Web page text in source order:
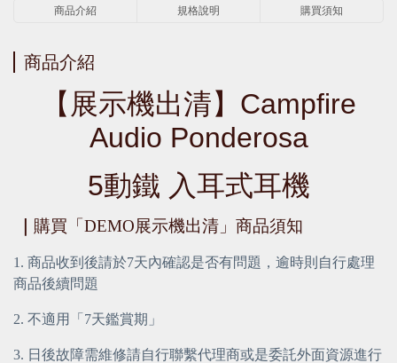
商品介紹 規格說明 購買須知
商品介紹
【展示機出清】Campfire
Audio Ponderosa
5動鐵 入耳式耳機
購買「DEMO展示機出清」商品須知
1. 商品收到後請於7天內確認是否有問題，逾時則自行處理
商品後續問題
2. 不適用「7天鑑賞期」
3. 日後故障需維修請自行聯繫代理商或是委託外面資源進行